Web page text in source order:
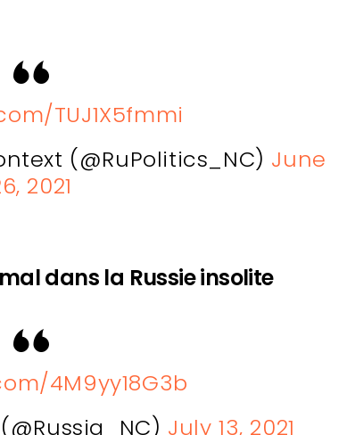
TUJ1X5fmmi
(@RuPolitics_NC) June
2021
dans la Russie insolite
4M9yy18G3b
July 13, 2021